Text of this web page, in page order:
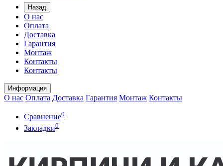
Назад
О нас
Оплата
Доставка
Гарантия
Монтаж
Контакты
Контакты
Информация
О нас Оплата Доставка Гарантия Монтаж Контакты
Сравнение0
Закладки0